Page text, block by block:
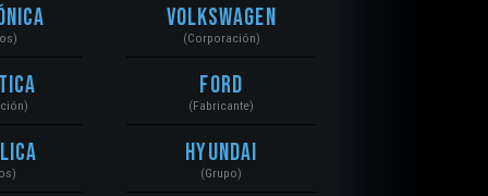
Volkswagen
(Corporación)
Ford
(Fabricante)
Hyundai
(Grupo)